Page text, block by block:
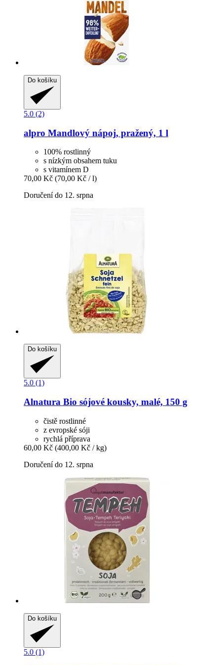
Do košíku
5.0 (2)
alpro Mandlový nápoj, pražený, 1 l
100% rostlinný
s nízkým obsahem tuku
s vitamínem D
70,00 Kč (70,00 Kč / l)
Doručení do 12. srpna
Do košíku
5.0 (1)
Alnatura Bio sójové kousky, malé, 150 g
čistě rostlinné
z evropské sóji
rychlá příprava
60,00 Kč (400,00 Kč / kg)
Doručení do 12. srpna
Do košíku
5.0 (1)